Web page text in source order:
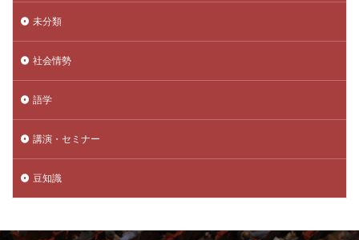
未分類
社会情勢
語学
講演・セミナー
豆知識